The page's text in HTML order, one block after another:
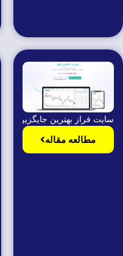
سایت فراز بهترین جایگزین برای soft4fx
مطالعه مقاله